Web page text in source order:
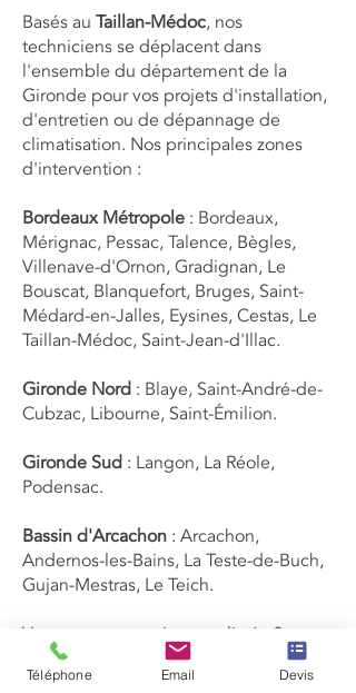
Basés au Taillan-Médoc, nos
techniciens se déplacent dans
l'ensemble du département de la
Gironde pour vos projets d'installation,
d'entretien ou de dépannage de
climatisation. Nos principales zones
d'intervention :
Bordeaux Métropole : Bordeaux,
Mérignac, Pessac, Talence, Bègles,
Villenave-d'Ornon, Gradignan, Le
Bouscat, Blanquefort, Bruges, Saint-
Médard-en-Jalles, Eysines, Cestas, Le
Taillan-Médoc, Saint-Jean-d'Illac.
Gironde Nord : Blaye, Saint-André-de-
Cubzac, Libourne, Saint-Émilion.
Gironde Sud : Langon, La Réole,
Podensac.
Bassin d'Arcachon : Arcachon,
Andernos-les-Bains, La Teste-de-Buch,
Gujan-Mestras, Le Teich.
Votre commune n'est pas listée ?
Contactez-nous, nous étudions toute
demande dans le département.
Téléphone Email Devis